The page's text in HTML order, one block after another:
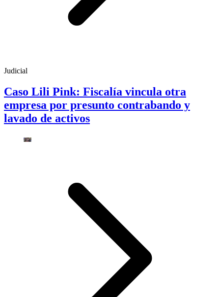
Judicial
Caso Lili Pink: Fiscalía vincula otra
empresa por presunto contrabando y
lavado de activos